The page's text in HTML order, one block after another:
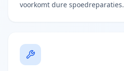
voorkomt dure spoedreparaties.